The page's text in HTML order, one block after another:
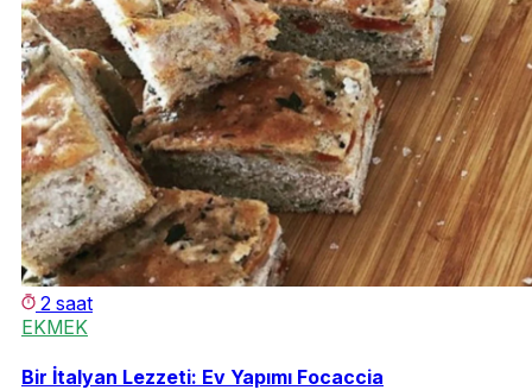
2 saat
EKMEK
Bir İtalyan Lezzeti: Ev Yapımı Focaccia